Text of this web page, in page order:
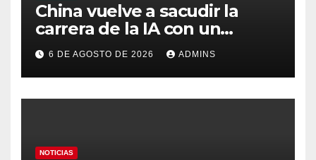
China vuelve a sacudir la
carrera de la IA con un
modelo capaz de trabajar
durante días sin intervención
humana
6 DE AGOSTO DE 2026 ADMINS
NOTICIAS